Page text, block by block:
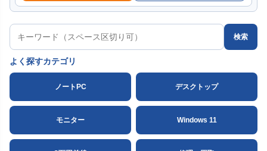
検索
よく探すカテゴリ
ノートPC デスクトップ
モニター Windows 11